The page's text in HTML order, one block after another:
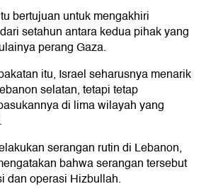
bertujuan untuk mengakhiri
setahun antara kedua pihak yang
perang Gaza.
itu, Israel seharusnya menarik
selatan, tetapi tetap
di lima wilayah yang
serangan rutin di Lebanon,
bahwa serangan tersebut
dan operasi Hizbullah.